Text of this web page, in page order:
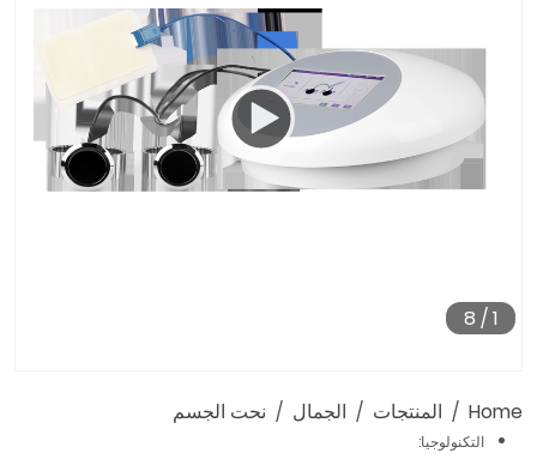
Home المنتجات الجمال نحت الجسم
التكنولوجيا:
1
/
8